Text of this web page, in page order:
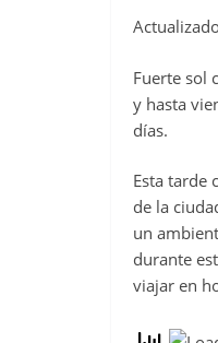
Fuerte sol
y hasta
días.
Esta tarde
de la
un
durante
viajar en